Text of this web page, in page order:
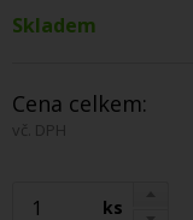
Skladem
Cena celkem:
vč. DPH
ks